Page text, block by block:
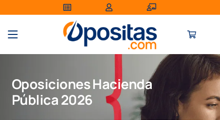
Oposiciones Hacienda
Pública2026